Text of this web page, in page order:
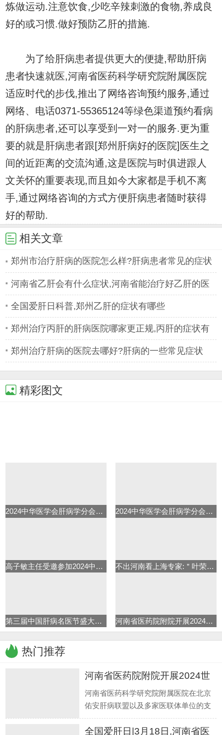
炼做运动.注意饮食,少吃辛辣刺激的食物,养成良
好的或习惯.做好预防乙肝的措施.
为了给肝病患者提供更大的便捷,帮助肝病
患者快速就医,河南省医药科学研究院附属医院
适应时代的步伐,推出了网络咨询预约服务,通过
网络、电话0371-55365124等绿色渠道预约看病
的肝病患者,还可以享受到一对一的服务.更为重
要的就是肝病患者跟[郑州肝病好的医院]医生之
间的近距离的交流沟通,这是医院与时俱进跟人
文关怀的重要表现,而且如今大家都是手机不离
手,通过网络咨询的方式方便肝病患者随时获得
好的帮助.
相关文章
郑州市治疗肝病的医院怎么样?肝病患者常见的症状
有哪些
河南省乙肝会有什么症状,河南省能治疗好乙肝的医
院全国爱肝日科普,郑州乙肝的症状有哪些
郑州治疗丙肝的肝病医院哪家更正规,丙肝的症状有
哪些
郑州治疗肝病的医院去哪好?肝病的一些常见症状
精彩图文
2024中华医学会肝病学分会学术年 2024中华医学会肝病学分会学术年
高子敏主任受邀参加2024中华医学 不出河南看上海专家:＂叶荣森肝
第三届中国肝病名医节盛大启动 河南省医药院附院开展2024世界肝
热门推荐
河南省医药院附院开展2024世
界肝
河南省医药科学研究院附属医院在北京
佑安肝病联盟以及多家医联体单位的支
持下,在乙肝临床治愈专病门诊稳定推进
的同时
全国爱肝日|3月18日,河南省医